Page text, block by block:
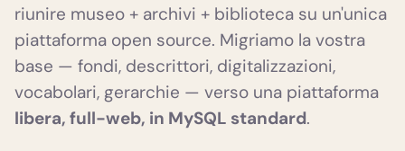
riunire museo + archivi + biblioteca su un'unica
piattaforma open source. Migriamo la vostra
base — fondi, descrittori, digitalizzazioni,
vocabolari, gerarchie — verso una piattaforma
libera, full-web, in MySQL standard.